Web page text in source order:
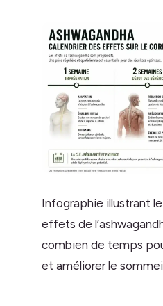
Infographie illustrant
effets de
combien de temps
et améliorer le